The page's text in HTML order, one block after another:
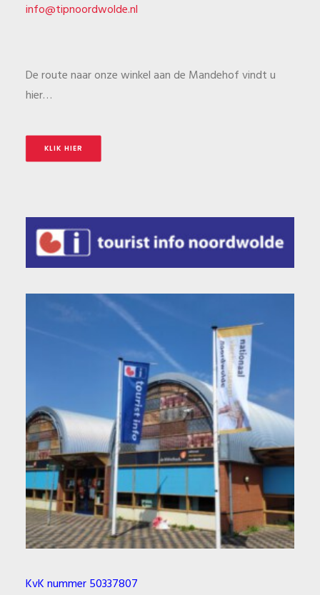
info@tipnoordwolde.nl
De route naar onze winkel aan de Mandehof vindt u
hier…
KLIK HIER
KvK nummer 50337807